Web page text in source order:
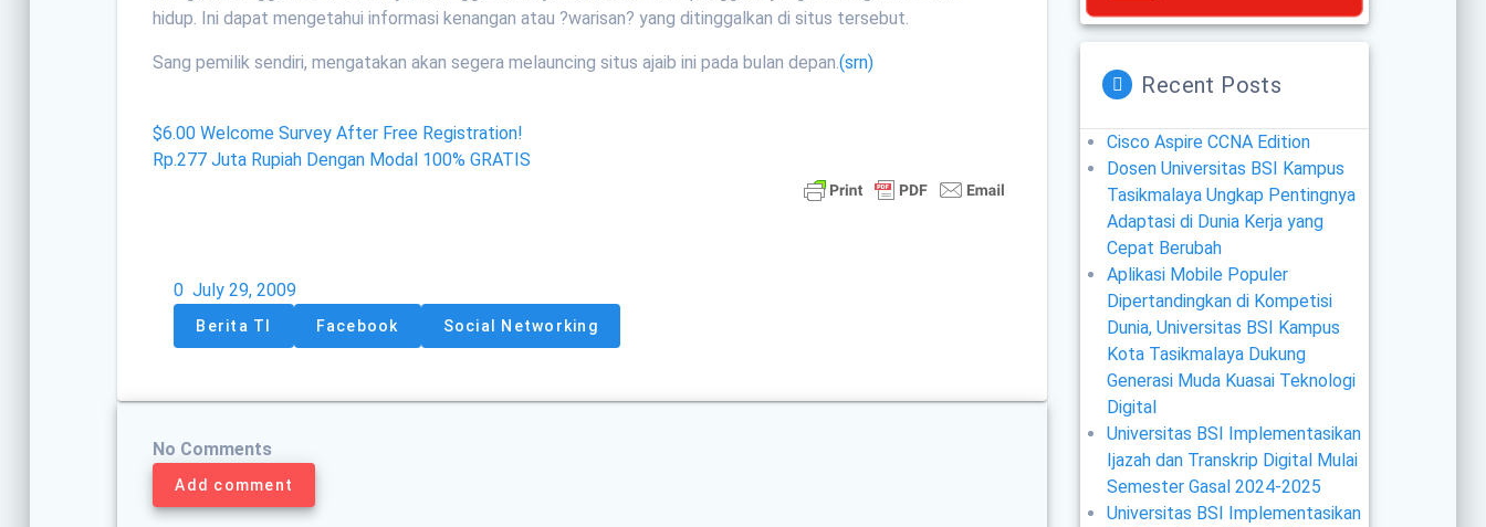
hidup. Ini dapat mengetahui informasi kenangan atau ?warisan? yang ditinggalkan di situs tersebut.
Sang pemilik sendiri, mengatakan akan segera melauncing situs ajaib ini pada bulan depan.(srn)
$6.00 Welcome Survey After Free Registration!
Rp.277 Juta Rupiah Dengan Modal 100% GRATIS
0 July 29, 2009
Berita TI Facebook Social Networking
No Comments
Add comment
Recent Posts
Cisco Aspire CCNA Edition
Dosen Universitas BSI Kampus
Tasikmalaya Ungkap Pentingnya
Adaptasi di Dunia Kerja yang
Cepat Berubah
Aplikasi Mobile Populer
Dipertandingkan di Kompetisi
Dunia, Universitas BSI Kampus
Kota Tasikmalaya Dukung
Generasi Muda Kuasai Teknologi
Digital
Universitas BSI Implementasikan
Ijazah dan Transkrip Digital Mulai
Semester Gasal 2024-2025
Universitas BSI Implementasikan